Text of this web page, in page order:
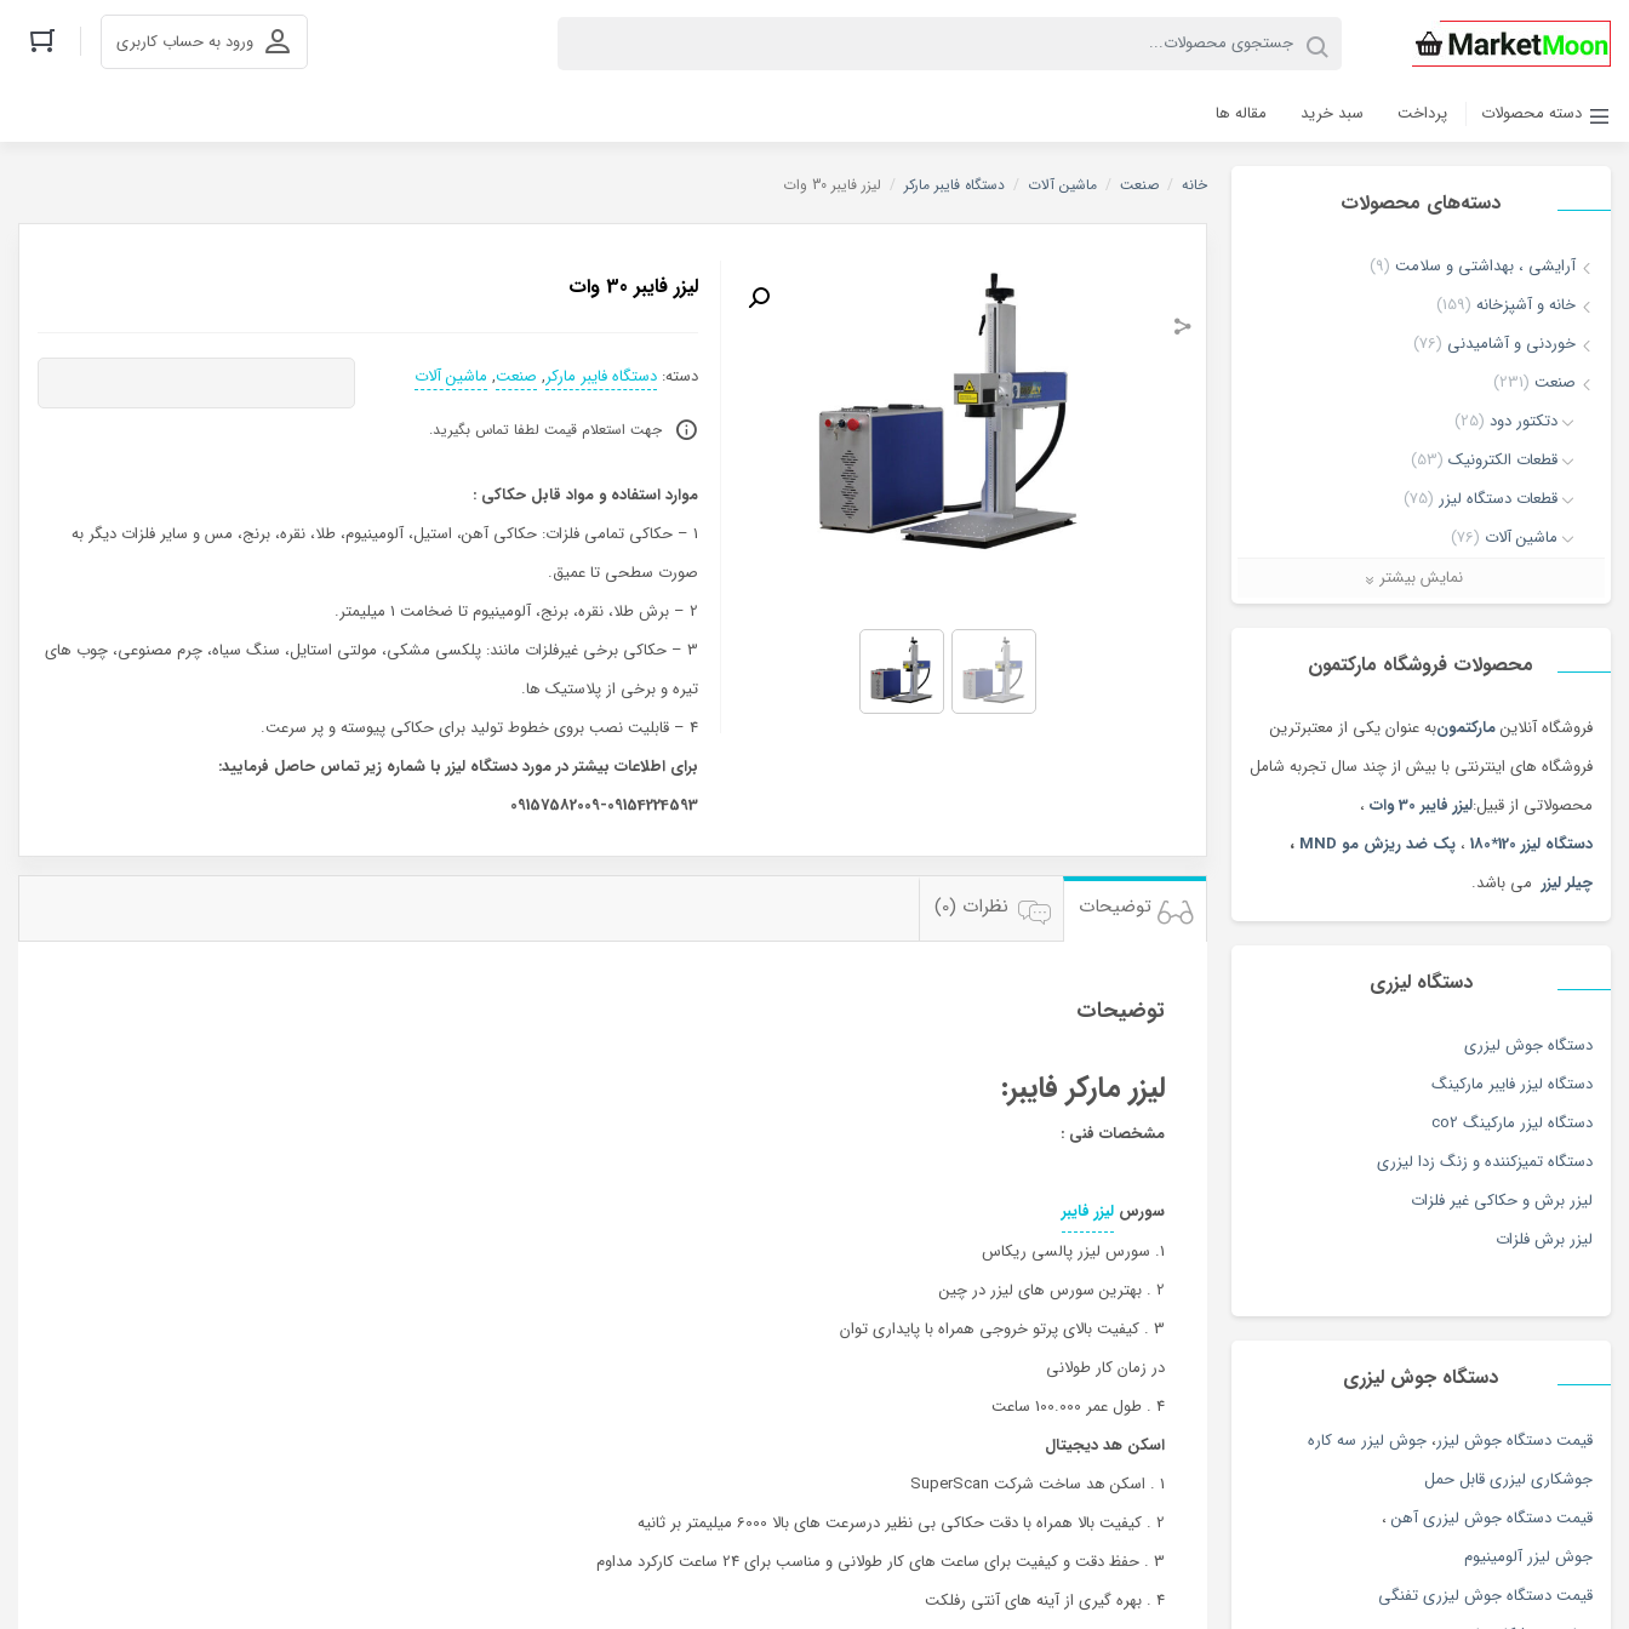
ورود به حساب کاربری
دسته محصولات پرداخت سبد خرید مقاله ها
دسته‌های محصولات
آرایشی ، بهداشتی و سلامت (9)
خانه و آشپزخانه (159)
خوردنی و آشامیدنی (76)
صنعت (231)
دتکتور دود (25)
قطعات الکترونیک (53)
قطعات دستگاه لیزر (75)
ماشین آلات (76)
دستگاه تمیز کننده لیزری
دستگاه فایبر مارکر
(28)
دستگاه لیزر، تجهیزات پوست ،مو و زیبایی
(11)
لیزر برش و حکاکی غیرفلزات
لیزر برش و حکاکی فلزات(5)
کالاهای دیجیتال
نرم افزار(4)
نمایش بیشتر
محصولات فروشگاه مارکتمون
فروشگاه آنلاینمارکتمونبه عنوان یکی از معتبرترین
فروشگاه های اینترنتی با بیش از چند سال تجربه شامل
محصولاتی از قبیل:لیزر فایبر 30 وات
،
دستگاه لیزر 120*180
، پک ضد ریزش مو MND
،
چیلر لیزر می باشد.
دستگاه لیزری
دستگاه جوش لیزری
دستگاه لیزر فایبر مارکینگ
دستگاه لیزر مارکینگ co2
دستگاه تمیزکننده و زنگ زدا لیزری
لیزر برش و حکاکی غیر فلزات
لیزر برش فلزات
دستگاه جوش لیزری
قيمت دستگاه جوش ليزر، جوش ليزر سه كاره
جوشكاري ليزري قابل حمل
قیمت دستگاه جوش لیزری آهن ،
جوش لیزر آلومینیوم
قیمت دستگاه جوش لیزری تفنگی
خانه / صنعت / ماشین آلات / دستگاه فایبر مارکر / لیزر فایبر 30 وات
لیزر فایبر 30 وات
دسته:دستگاه فایبر مارکر, صنعت, ماشین آلات
جهت استعلام قيمت لطفا تماس بگيريد.
موارد استفاده و مواد قابل حکاکی :
1 – حکاکی تمامی فلزات: حکاکی آهن، استیل، آلومینیوم، طلا، نقره، برنج، مس و سایر فلزات دیگر به
صورت سطحی تا عمیق.
2 – برش طلا، نقره، برنج، آلومینیوم تا ضخامت 1 میلیمتر.
3 – حکاکی برخی غیرفلزات مانند: پلکسی مشکی، مولتی استایل، سنگ سیاه، چرم مصنوعی، چوب های
تیره و برخی از پلاستیک ها.
4 – قابلیت نصب بروی خطوط تولید برای حکاکی پیوسته و پر سرعت.
برای اطلاعات بیشتر در مورد دستگاه لیزر با شماره زیر تماس حاصل فرمایید:
09157582009-09154224593
توضیحات نظرات (0)
توضیحات
لیزر مارکر فایبر:
مشخصات فنی :
سورسلیزر فایبر
1. سورس لیزر پالسی ریکاس
2 . بهترین سورس های لیزر در چین
3 . کیفیت بالای پرتو خروجی همراه با پایداری توان
در زمان کار طولانی
4 . طول عمر 100.000 ساعت
اسکن هد دیجیتال
1 . اسکن هد ساخت شرکت SuperScan
2 . کیفیت بالا همراه با دقت حکاکی بی نظیر درسرعت های بالا 6000 میلیمتر بر ثانیه
3 . حفظ دقت و کیفیت برای ساعت های کار طولانی و مناسب برای 24 ساعت کارکرد مداوم
4 . بهره گیری از آینه های آنتی رفلکت